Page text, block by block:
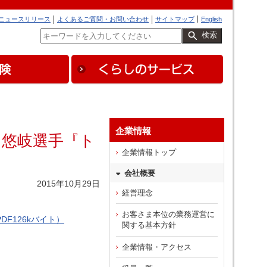
English
サイトマップ
よくあるご質問・お問い合わせ
ニュースリリース
検索
岐選手『ト
2015年10月29日
バイト）
企業情報
企業情報トップ
会社概要
経営理念
お客さま本位の業務運営に
関する基本方針
企業情報・アクセス